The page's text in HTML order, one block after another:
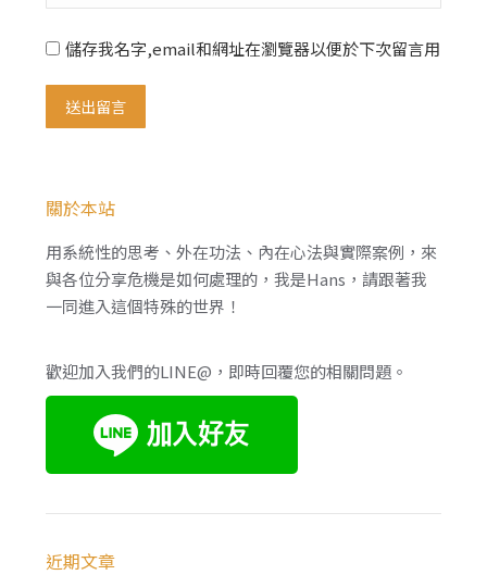
儲存我名字,email和網址在瀏覽器以便於下次留言用
送出留言
關於本站
用系統性的思考、外在功法、內在心法與實際案例，來
與各位分享危機是如何處理的，我是Hans，請跟著我
一同進入這個特殊的世界！
歡迎加入我們的LINE@，即時回覆您的相關問題。
近期文章